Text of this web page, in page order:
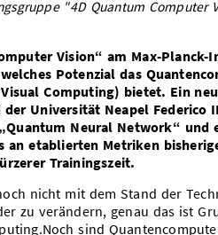
"4D Quantum Computer
Vision“ am Max-
Potenzial das
Computing) bietet. Ein
Universität Neapel Federico
Neural Network“ und
etablierten Metriken
Trainingszeit.
nicht mit dem Stand der
zu verändern, genau das ist
sind